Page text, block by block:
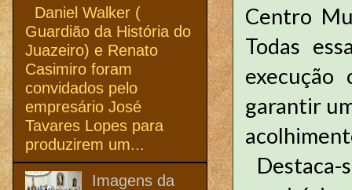
Centro
Todas
execução
garantir
Daniel Walker (
Guardião da História do
Juazeiro) e Renato
Casimiro foram
convidados pelo
empresário José
Tavares Lopes para
produzirem um...
Imagens da